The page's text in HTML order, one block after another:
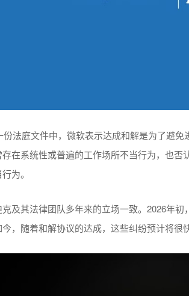
份法庭文件中，微软表示达成和解是为了避
在系统性或普遍的工作场所不当行为，也否
为。
及其法律团队多年来的立场一致。2026年
，随着和解协议的达成，这些纠纷预计将很